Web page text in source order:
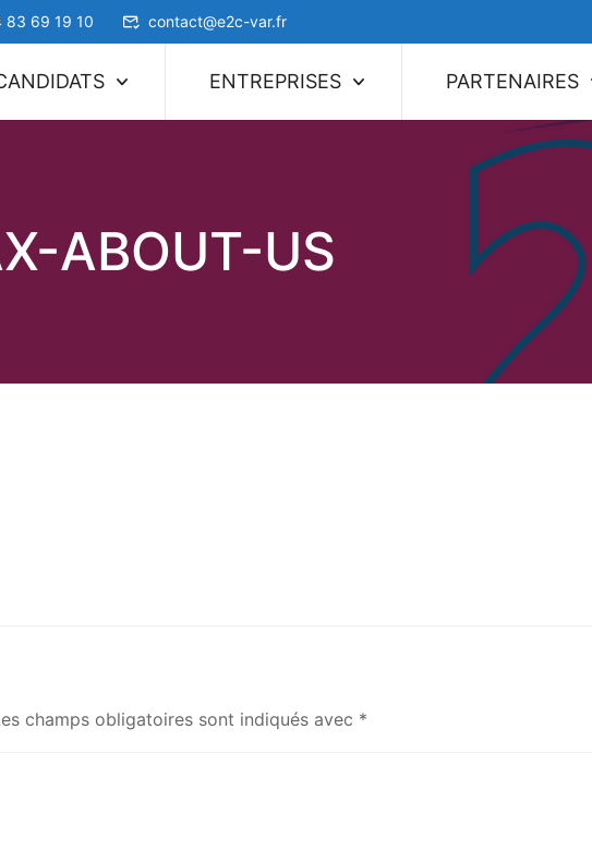
83 69 19 10 contact@e2c-var.fr
ENTREPRISES PARTENAIRES
ABOUT-US
champs obligatoires sont indiqués avec *